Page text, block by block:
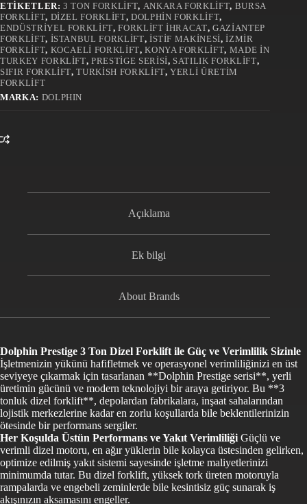
ETIKETLER:3 TON FORKLIFT, ANKARA FORKLIFT, BURSA
FORKLIFT, DIZEL FORKLIFT, DOLPHIN FORKLIFT,
ENDÜSTRIYEL FORKLIFT,FORKLIFT İHRACAT,GAZIANTEP
FORKLIFT, İSTANBUL FORKLIFT, İSTIF MAKINESI,İZMIR
FORKLIFT, KOCAELI FORKLIFT,KONYA FORKLIFT, MADE IN
TURKEY FORKLIFT,PRESTIGE SERISI, SATILIK FORKLIFT,
SIFIR FORKLIFT,TURKISH FORKLIFT,YERLI ÜRETIM
FORKLIFT
MARKA: DOLPHIN
Açıklama
Ek bilgi
About Brands
Dolphin Prestige 3 Ton Dizel Forklift ile Güç ve Verimlilik Sizinle
İşletmenizin yükünü hafifletmek ve operasyonel verimliliğinizi en üst
seviyeye çıkarmak için tasarlanan **Dolphin Prestige serisi**, yerli
üretimin gücünü ve modern teknolojiyi bir araya getiriyor. Bu **3
tonluk dizel forklift**, depolardan fabrikalara, inşaat sahalarından
lojistik merkezlerine kadar en zorlu koşullarda bile beklentilerinizin
ötesinde bir performans sergiler.
Her Koşulda Üstün Performans ve Yakıt Verimliliği Güçlü ve
verimli dizel motoru, en ağır yüklerin bile kolayca üstesinden gelirken,
optimize edilmiş yakıt sistemi sayesinde işletme maliyetlerinizi
minimumda tutar. Bu dizel forklift, yüksek tork üreten motoruyla
rampalarda ve engebeli zeminlerde bile kesintisiz güç sunarak iş
akışınızın aksamasını engeller.